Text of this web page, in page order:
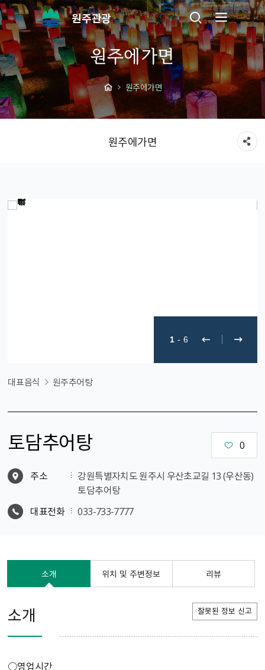
원주관광
원주에가면
원주에가면
원주에가면
1 - 6
대표음식 원주추어탕
토담추어탕 0
주소
강원특별자치도 원주시 우산초교길 13 (우산동)
토담추어탕
대표전화
033-733-7777
소개 위치 및 주변정보 리뷰
소개 잘못된 정보 신고
○영업시간